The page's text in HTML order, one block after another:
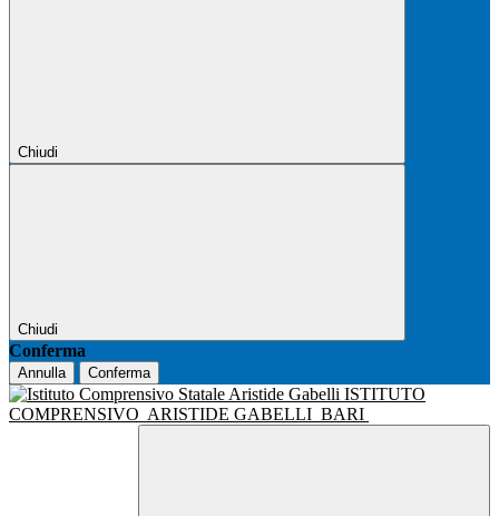
Chiudi
Chiudi
Conferma
Annulla Conferma
ISTITUTO
COMPRENSIVO ARISTIDE GABELLI BARI